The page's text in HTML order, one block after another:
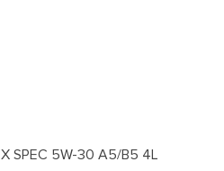
SPEC 5W-30 A5/B5 4L